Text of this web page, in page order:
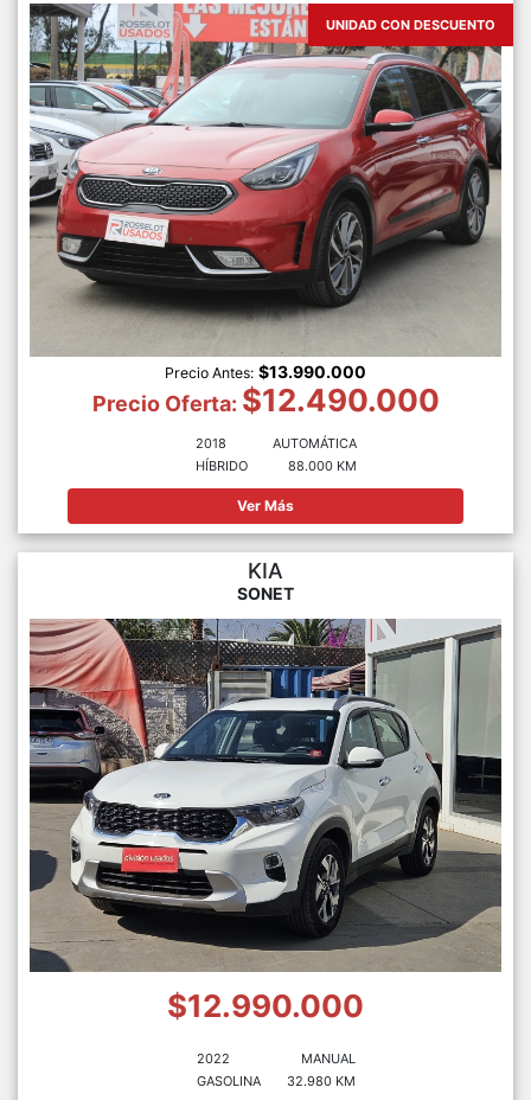
UNIDAD CON DESCUENTO
Precio Antes: $13.990.000
Precio Oferta: $12.490.000
2018
HÍBRIDO
AUTOMÁTICA
88.000 KM
Ver Más
KIA
SONET
$12.990.000
2022
GASOLINA
MANUAL
32.980 KM